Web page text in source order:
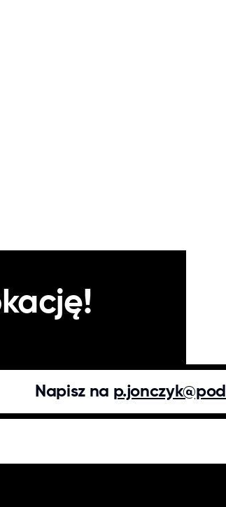
Napisz na